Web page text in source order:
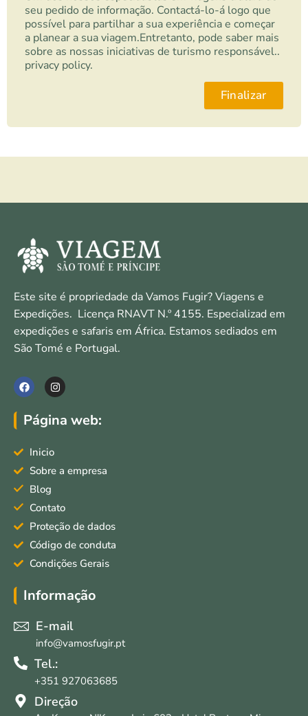
seu pedido de informação. Contactá-lo-á logo que
possível para partilhar a sua experiência e começar
a planear a sua viagem.Entretanto, pode saber mais
sobre as nossas iniciativas de turismo responsável..
privacy policy.
Finalizar
Este site é propriedade da Vamos Fugir? Viagens e
Expedições. Licença RNAVT N.º 4155. Especializad em
expedições e safaris em África. Estamos sediados em
São Tomé e Portugal.
F
a
e
b
k
I
n
a
a
Página web:
Inicio
Sobre a empresa
Blog
Contato
Proteção de dados
Código de conduta
Condições Gerais
Informação
E-mail
info@vamosfugir.pt
Tel.:
+351 927063685
Direção